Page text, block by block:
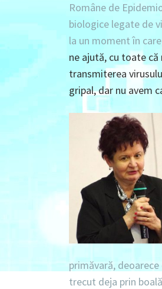
Române de
biologice legate de
la un moment în
ne ajută, cu toate
transmiterea
gripal, dar nu avem
primăvară,
trecut deja prin